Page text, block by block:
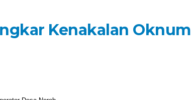
Kenakalan Oknum